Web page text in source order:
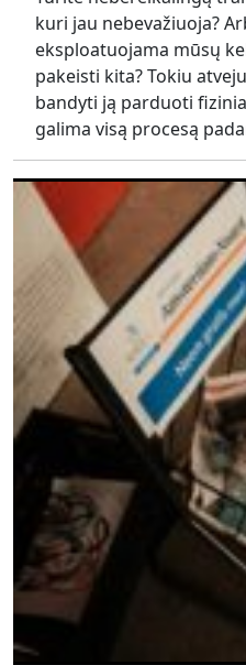
kuri jau nebevažiuoja?
eksploatuojama mūsų
pakeisti kita? Tokiu
bandyti ją parduoti
galima visą procesą